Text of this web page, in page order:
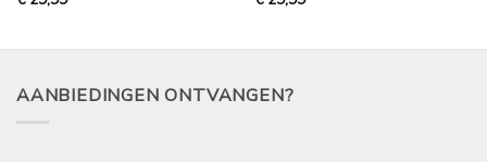
AANBIEDINGEN ONTVANGEN?